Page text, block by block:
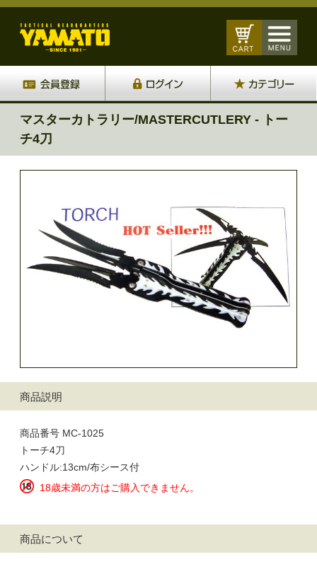
マスターカトラリー/MASTERCUTLERY - トー
チ4刀
商品説明
商品番号 MC-1025
トーチ4刀
ハンドル:13cm/布シース付
18歳未満の方はご購入できません。
商品について